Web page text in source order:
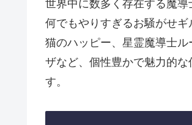
世界中に数多く存在する魔
何でもやりすぎるお騒がせ
猫のハッピー、星霊魔導士
ザなど、個性豊かで魅力的
す。